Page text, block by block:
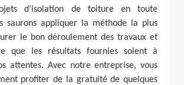
d’isolation de toiture en toute
saurons appliquer la méthode la plus
le bon déroulement des travaux et
que les résultats fournies soient à
attentes. Avec notre entreprise, vous
profiter de la gratuité de quelques